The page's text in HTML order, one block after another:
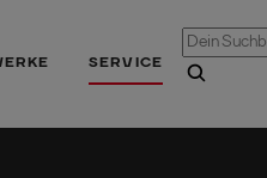
SERVICE